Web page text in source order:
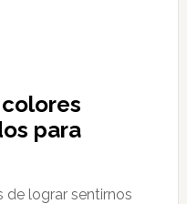
para
de lograr sentirnos